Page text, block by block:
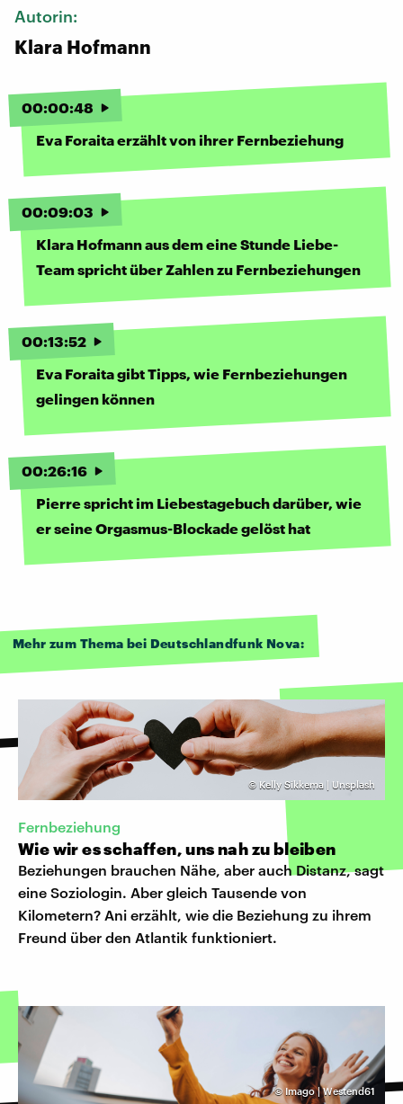
Autorin:
Klara Hofmann
00:00:48
Eva Foraita erzählt von ihrer Fernbeziehung
00:09:03
Klara Hofmann aus dem eine Stunde Liebe-
Team spricht über Zahlen zu Fernbeziehungen
00:13:52
Eva Foraita gibt Tipps, wie Fernbeziehungen
gelingen können
00:26:16
Pierre spricht im Liebestagebuch darüber, wie
er seine Orgasmus-Blockade gelöst hat
Mehr zum Thema bei Deutschlandfunk Nova:
© Kelly Sikkema | Unsplash
Fernbeziehung
Wie wir es schaffen, uns nah zu bleiben
Beziehungen brauchen Nähe, aber auch Distanz, sagt
eine Soziologin. Aber gleich Tausende von
Kilometern? Ani erzählt, wie die Beziehung zu ihrem
Freund über den Atlantik funktioniert.
© Imago | Westend61